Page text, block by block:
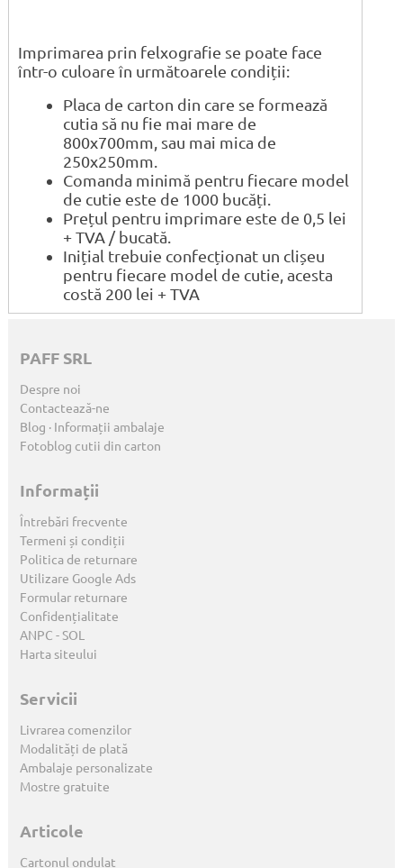
Imprimarea prin felxografie se poate face
într-o culoare în următoarele condiții:
Placa de carton din care se formează
cutia să nu fie mai mare de
800x700mm, sau mai mica de
250x250mm.
Comanda minimă pentru fiecare model
de cutie este de 1000 bucăți.
Prețul pentru imprimare este de 0,5 lei
+ TVA / bucată.
Inițial trebuie confecționat un clișeu
pentru fiecare model de cutie, acesta
costă 200 lei + TVA
PAFF SRL
Despre noi
Contactează-ne
Blog · Informații ambalaje
Fotoblog cutii din carton
Informații
Întrebări frecvente
Termeni și condiții
Politica de returnare
Utilizare Google Ads
Formular returnare
Confidențialitate
ANPC -SOL
Harta siteului
Servicii
Livrarea comenzilor
Modalități de plată
Ambalaje personalizate
Mostre gratuite
Articole
Cartonul ondulat